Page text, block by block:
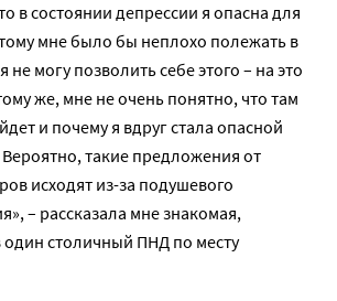
в состоянии депрессии я опасна для
мне было бы неплохо полежать в
не могу позволить себе этого – на это
же, мне не очень понятно, что там
и почему я вдруг стала опасной
такие предложения от
исходят из-за подушевого
– рассказала мне знакомая,
один столичный ПНД по месту